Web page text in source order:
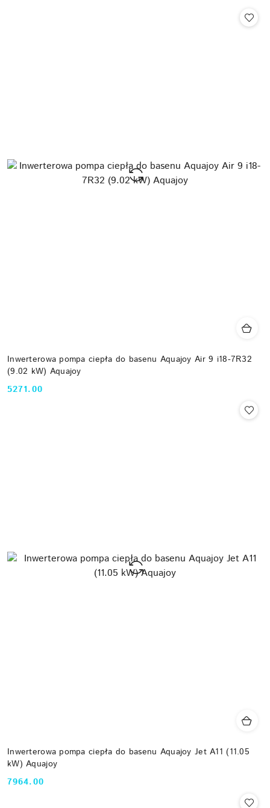
Cena:
Inwerterowa pompa ciepła do basenu Aquajoy Air 9 i18-7R32
(9.02 kW) Aquajoy
Cena:
5271.00
Inwerterowa pompa ciepła do basenu Aquajoy Jet A11 (11.05
kW) Aquajoy
Cena:
7964.00